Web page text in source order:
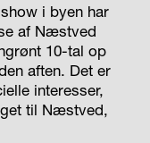
i byen har
af Næstved
10-tal op
aften. Det er
interesser,
til Næstved,